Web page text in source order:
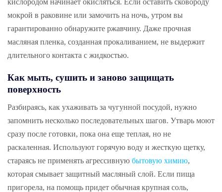
кислородом начинает окисляться. Если оставить сковороду
мокрой в раковине или замочить на ночь, утром вы
гарантированно обнаружите ржавчину. Даже прочная
масляная пленка, созданная прокаливанием, не выдержит
длительного контакта с жидкостью.
Как мыть, сушить и заново защищать
поверхность
Разбираясь, как ухаживать за чугунной посудой, нужно
запомнить несколько последовательных шагов. Утварь моют
сразу после готовки, пока она еще теплая, но не
раскаленная. Используют горячую воду и жесткую щетку,
стараясь не применять агрессивную бытовую химию,
которая смывает защитный масляный слой. Если пища
пригорела, на помощь придет обычная крупная соль,